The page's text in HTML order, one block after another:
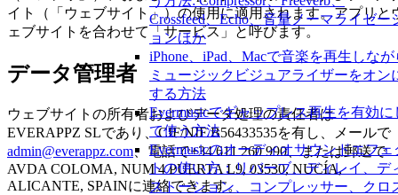
Crossfeed、Echo、音量ノーマライゼー
ョンほか
iPhone、iPad、Macで音楽を再生しなが
ミュージックビジュアライザーをオン
する方法
Evermusicでギャップレス再生を有効に
て使う方法
Evermusicのオーディオサウンドエフェ
トの使い方：リバーブ、ディレイ、デ
ストーション、コンプレッサー、クロ
イト（「ウェブサイト」）の使用に適用されます。アプリと
ェブサイトを合わせて「サービス」と呼びます。
データ管理者
ウェブサイトの所有者およびデータ処理の責任者は
EVERAPPZ SLであり、CIF/NIF B56433535を有し、メールで
admin@everappz.com、電話で+34 611 260 990、または郵送で
AVDA COLOMA, NUM 4 PUERTA L9, 03530, NUCÍA,
ALICANTE, SPAINに連絡できます。